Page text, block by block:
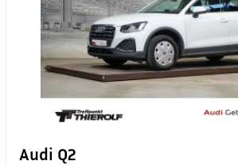
Audi Q2